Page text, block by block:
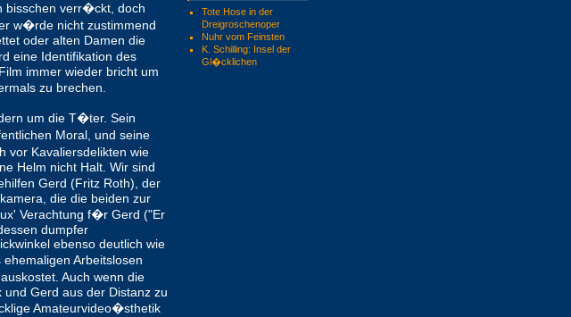
bisschen verr�ckt, doch
w�rde nicht zustimmend
oder alten Damen die
eine Identifikation des
immer wieder bricht um
zu brechen.
um die T�ter. Sein
Moral, und seine
vor Kavaliersdelikten wie
Helm nicht Halt. Wir sind
Gerd (Fritz Roth), der
die die beiden zur
Verachtung f�r Gerd ("Er
dumpfer
ebenso deutlich wie
Arbeitslosen
Auch wenn die
Gerd aus der Distanz zu
Amateurvideo�sthetik
Tote Hose in der
Dreigroschenoper
Nuhr vom Feinsten
K. Schilling: Insel der
Gl�cklichen